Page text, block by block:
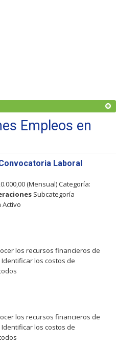
Empleos en
Laboral
(Mensual) Categoría:
Subcategoría
Activo
los recursos financieros de
los costos de
los recursos financieros de
los costos de